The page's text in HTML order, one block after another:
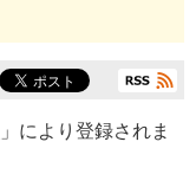
」により登録されま